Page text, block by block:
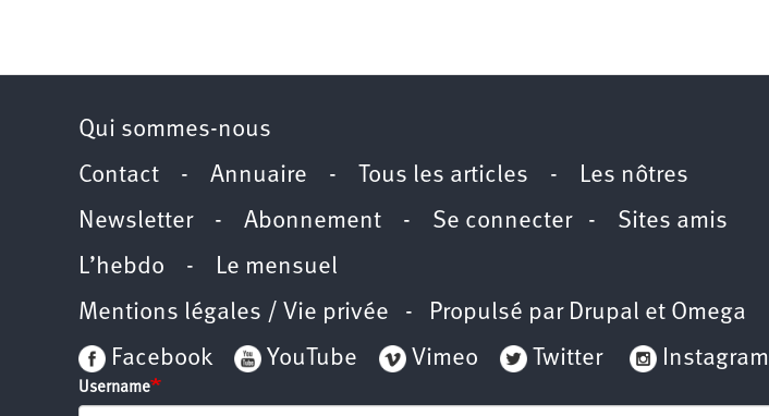
Qui sommes-nous
Contact - Annuaire - Tous les articles - Les nôtres
Newsletter- Abonnement - Se connecter- Sites amis
L’hebdo - Le mensuel
Mentions légales / Vie privée - Propulsé par Drupal et Omega
Facebook
YouTube Vimeo Twitter Instagram
Username